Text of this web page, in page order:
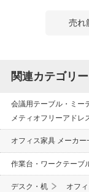
売れ
関連カテゴリー
会議用テーブル・ミー
メティオフリーアドレ
オフィス家具 メーカー
作業台・ワークテーブ
デスク・机 オフ